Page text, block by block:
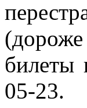
билеты
05-23.